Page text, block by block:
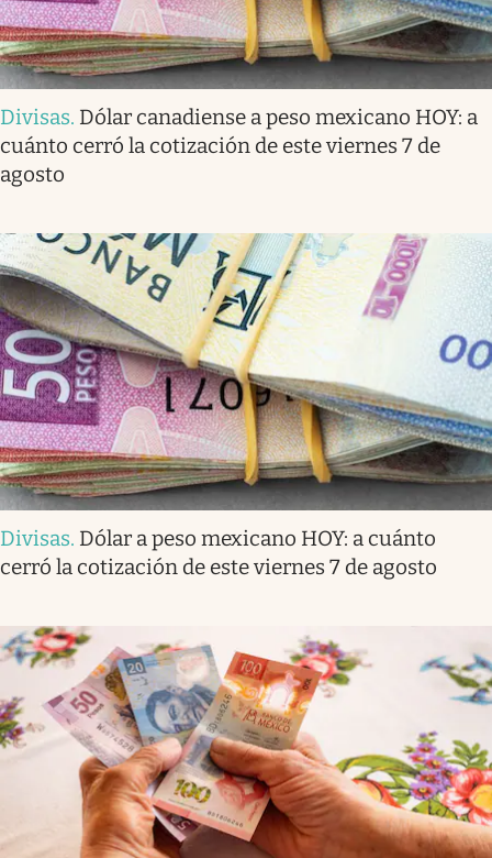
Divisas. Dólar canadiense a peso mexicano HOY: a
cuánto cerró la cotización de este viernes 7 de
agosto
Divisas. Dólar a peso mexicano HOY: a cuánto
cerró la cotización de este viernes 7 de agosto